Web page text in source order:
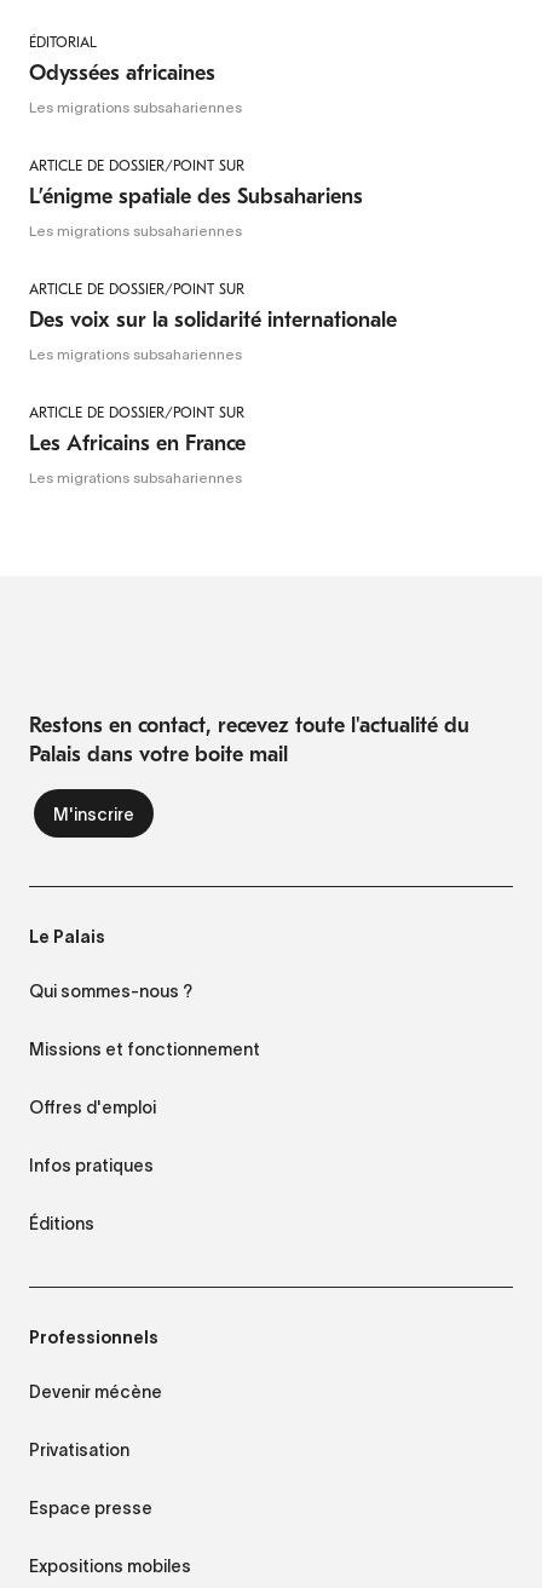
ÉDITORIAL
Odyssées africaines
Les migrations subsahariennes
ARTICLE DE DOSSIER/POINT SUR
L’énigme spatiale des Subsahariens
Les migrations subsahariennes
ARTICLE DE DOSSIER/POINT SUR
Des voix sur la solidarité internationale
Les migrations subsahariennes
ARTICLE DE DOSSIER/POINT SUR
Les Africains en France
Les migrations subsahariennes
Restons en contact, recevez toute l'actualité du
Palais dans votre boite mail
Le Palais
Qui sommes-nous ?
Missions et fonctionnement
Offres d'emploi
Infos pratiques
Éditions
Professionnels
Devenir mécène
Privatisation
Espace presse
Expositions mobiles